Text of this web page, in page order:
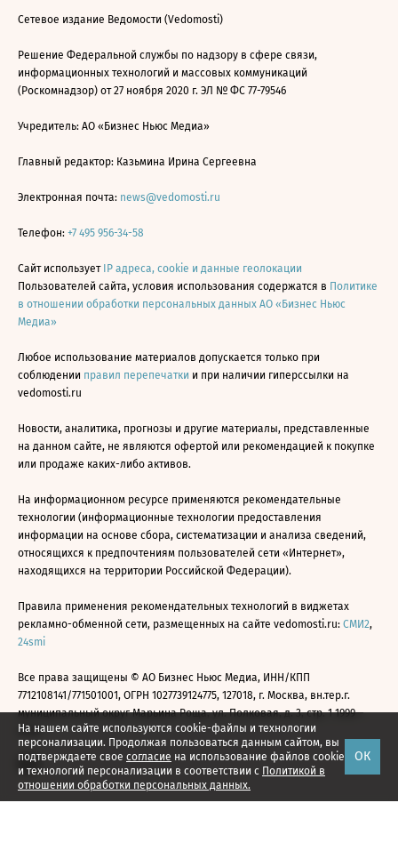
На нашем сайте используются cookie-файлы и технологии
персонализации. Продолжая пользоваться данным сайтом, вы
подтверждаете свое согласие на использование файлов cookie
и технологий персонализации в соответствии с Политикой в
отношении обработки персональных данных.
ОК
Сетевое издание Ведомости (Vedomosti)
Решение Федеральной службы по надзору в сфере связи,
информационных технологий и массовых коммуникаций
(Роскомнадзор) от 27 ноября 2020 г. ЭЛ № ФС 77-79546
Учредитель: АО «Бизнес Ньюс Медиа»
Главный редактор: Казьмина Ирина Сергеевна
Электронная почта: news@vedomosti.ru
Телефон: +7 495 956-34-58
Сайт использует IP адреса, cookie и данные геолокации
Пользователей сайта, условия использования содержатся в Политике
в отношении обработки персональных данных АО «Бизнес Ньюс
Медиа»
Любое использование материалов допускается только при
соблюдении правил перепечатки и при наличии гиперссылки на
vedomosti.ru
Новости, аналитика, прогнозы и другие материалы, представленные
на данном сайте, не являются офертой или рекомендацией к покупке
или продаже каких-либо активов.
На информационном ресурсе применяются рекомендательные
технологии (информационные технологии предоставления
информации на основе сбора, систематизации и анализа сведений,
относящихся к предпочтениям пользователей сети «Интернет»,
находящихся на территории Российской Федерации).
Правила применения рекомендательных технологий в виджетах
рекламно-обменной сети, размещенных на сайте vedomosti.ru: СМИ2,
24smi
Все права защищены © АО Бизнес Ньюс Медиа, ИНН/КПП
7712108141/771501001, ОГРН 1027739124775, 127018, г. Москва, вн.тер.г.
муниципальный округ Марьина Роща, ул. Полковая, д. 3, стр. 1 1999—
2026